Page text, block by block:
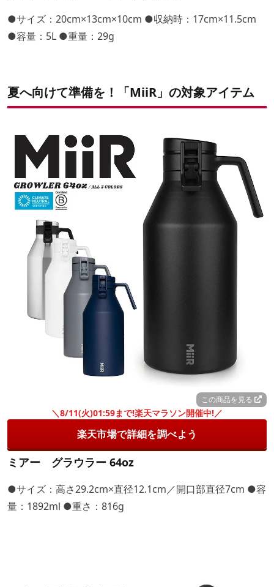
●サイズ：20cm×13cm×10cm ●収納時：17cm×11.5cm
●容量：5L ●重量：29g
夏へ向けて準備を！「MiiR」の対象アイテム
この商品を見る
＼8/11(火)01:59まで!楽天マラソン開催中!／
楽天市場で詳細を調べよう
ミアー グラウラー 64oz
●サイズ：高さ29.2cm×直径12.1cm／開口部直径7cm ●容
量：1892ml ●重さ：816g